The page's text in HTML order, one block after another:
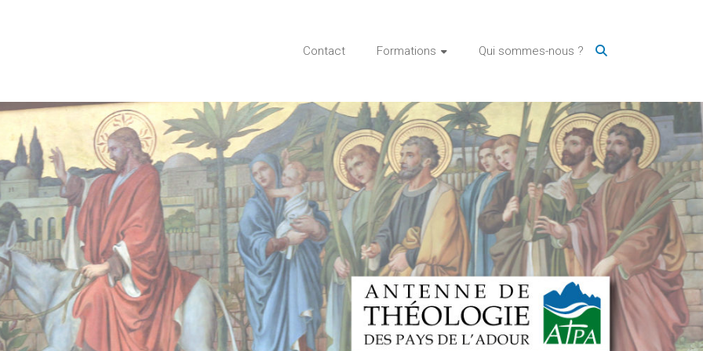
Contact Formations Qui sommes-nous ?